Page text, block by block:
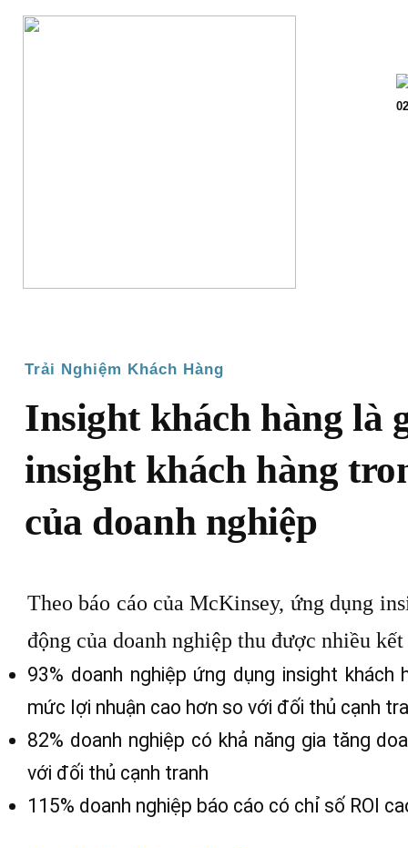
Trải Nghiệm Khách Hàng
Insight khách hàng là
insight khách hàng
của doanh nghiệp
Theo báo cáo của McKinsey, ứng dụng
động của doanh nghiệp thu được nhiều
93% doanh nghiệp ứng dụng insight khách
mức lợi nhuận cao hơn so với đối thủ cạnh
82% doanh nghiệp có khả năng gia tăng
với đối thủ cạnh tranh
115% doanh nghiệp báo cáo có chỉ số ROI